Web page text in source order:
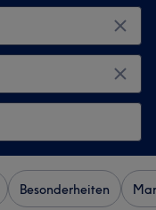
Besonderheiten